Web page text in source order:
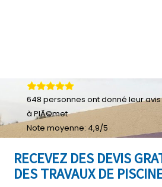
RECEVEZ DES DEVIS
DES TRAVAUX DE
648 personnes ont donné leur
à PlÃ©met
Note moyenne: 4,9/5